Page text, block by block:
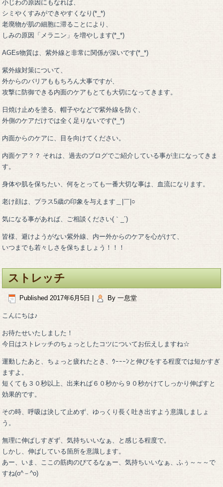
小じわの原因にもなれば、
シミやくすみができやすくなり(*_*)
老廃物が肌の細胞に滞ることにより、
しみの原因「メラニン」を増やします(*_*)
AGEs物質は、紫外線と非常に関係が深いです(*_*)
紫外線対策について、
外からのバリアももちろん大事ですが、
攻撃に防御できる内面のケアもとても大切になってきます。
日焼け止めを塗る、帽子やなどで紫外線を防ぐ、
外側のケアだけでは全く足りないです(*_*)
内面からのケアに、目を向けてください。
内面ケア？？ それは、過去のブログでご紹介している事が主になってきま
す。
身体や肌を保ちたい、何をとっても一番大切な事は、血流になります。
老け顔は、プラス5歳の印象を与えます＿|￣|○
気になる事があれば、ご相談ください(｀_´)ゞ
皆様、避けようがない紫外線、内ー外からのケアを心がけて、
いつまでも若々しさを保ちましょう！！！
ストレッチ
Published 2017年6月5日 By 一息堂
こんにちは♪
お待たせいたしました！
今日はストレッチのちょっとしたコツについてお伝えしますね☆
運動したあと、ちょっと疲れたとき、ｳｰｰｰﾝと伸びをする程度では短かすぎ
ますよ。
短くても３０秒以上、出来れば６０秒から９０秒かけてしっかり伸ばすと
効果的です。
その時、呼吸は決して止めず、ゆっくり長く吐き出すよう意識しましょ
う。
無理に伸ばしすぎず、気持ちいいなぁ、と感じる程度で。
しかし、伸ばしている箇所を意識します。
あー、いま、ここの筋肉のびてるなぁー、気持ちいいなぁ、ふぅ～～～で
すね(o^－^o)